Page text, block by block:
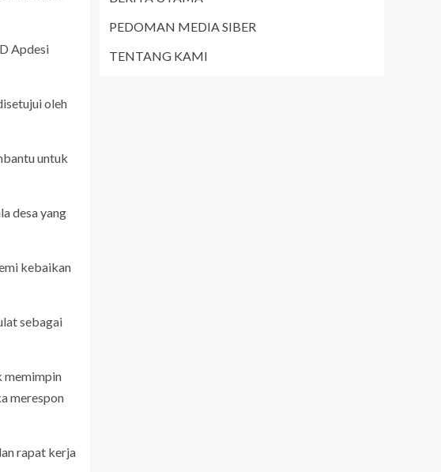
Apdesi
oleh
untuk
desa yang
kebaikan
sebagai
memimpin
merespon
rapat kerja
PEDOMAN MEDIA SIBER
TENTANG KAMI